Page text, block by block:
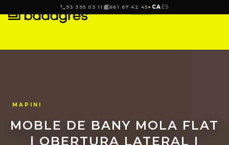
93 395 03 11 661 67 42 45 CA ES
MOBLE DE BANY MOLA FLAT
| OBERTURA LATERAL I
MAPINI